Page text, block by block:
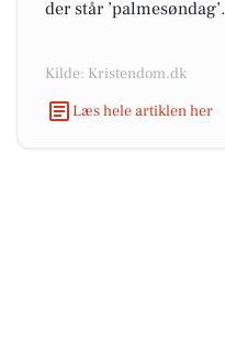
der står ’palmesøndag’.
Kilde: Kristendom.dk
Læs hele artiklen her